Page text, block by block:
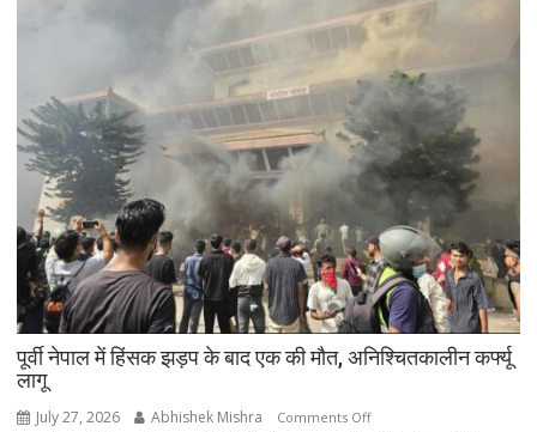
सांसदों,
और
नेताओं
की
पूर्वी नेपाल में हिंसक झड़प के बाद एक की मौत, अनिश्चितकालीन कर्फ्यू
लागू
July 27, 2026 Abhishek Mishra Comments Offon